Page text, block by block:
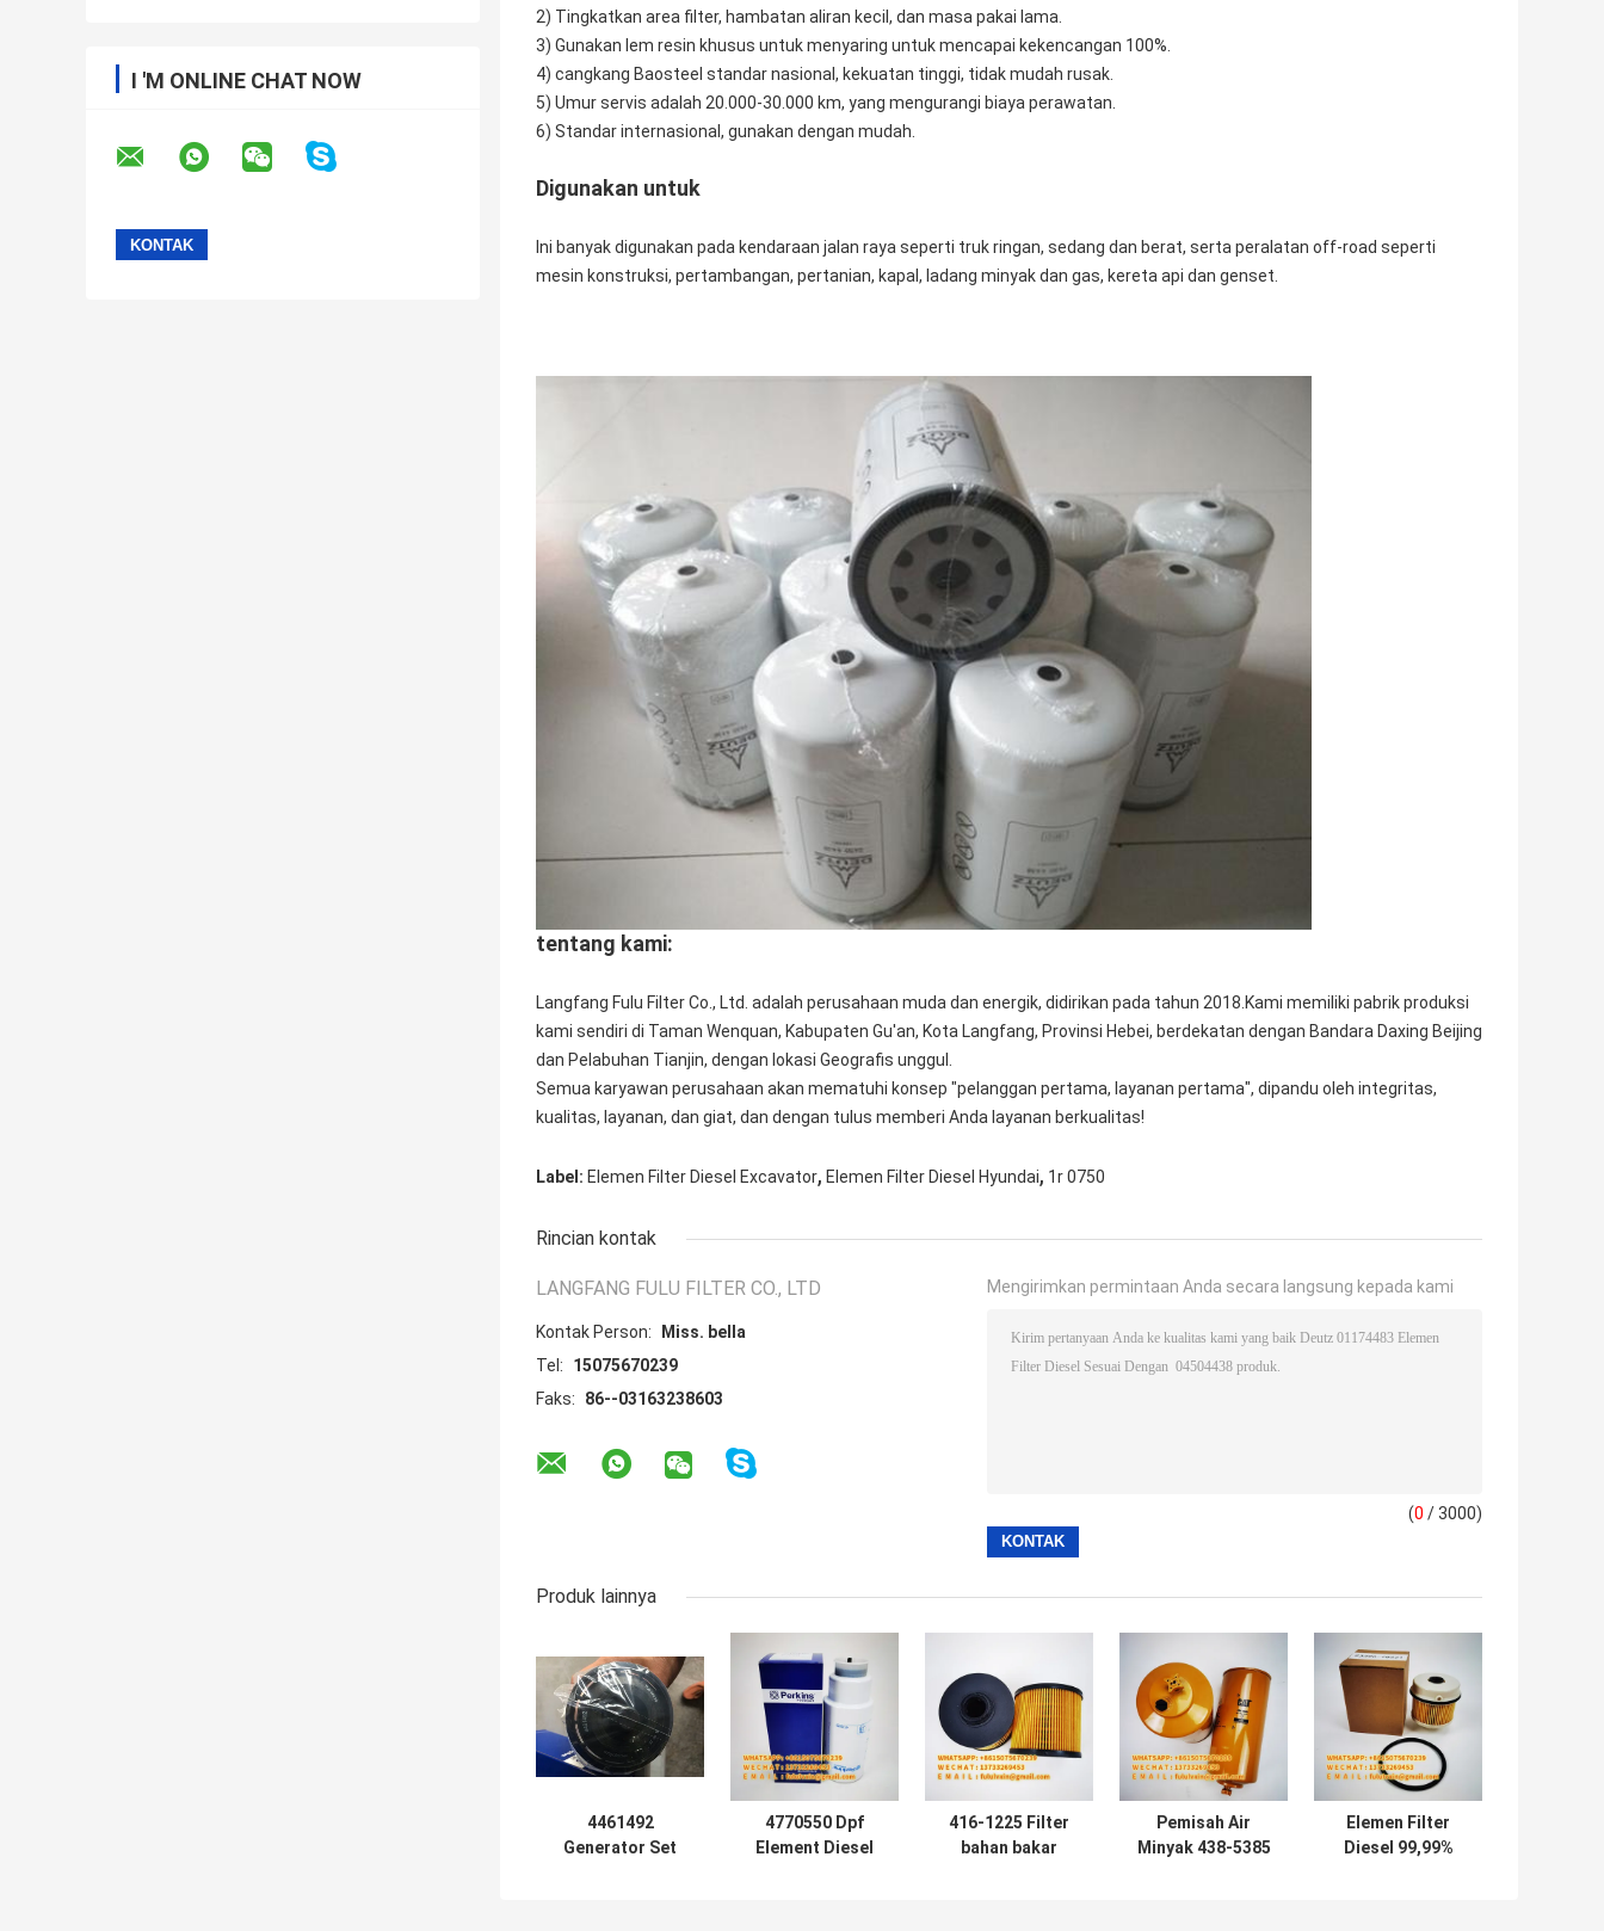
I 'M ONLINE CHAT NOW
2) Tingkatkan area filter, hambatan aliran kecil, dan masa pakai lama.
3) Gunakan lem resin khusus untuk menyaring untuk mencapai kekencangan 100%.
4) cangkang Baosteel standar nasional, kekuatan tinggi, tidak mudah rusak.
5) Umur servis adalah 20.000-30.000 km, yang mengurangi biaya perawatan.
6) Standar internasional, gunakan dengan mudah.
Digunakan untuk
Ini banyak digunakan pada kendaraan jalan raya seperti truk ringan, sedang dan berat, serta peralatan off-road seperti
mesin konstruksi, pertambangan, pertanian, kapal, ladang minyak dan gas, kereta api dan genset.
tentang kami:
Langfang Fulu Filter Co., Ltd. adalah perusahaan muda dan energik, didirikan pada tahun 2018.Kami memiliki pabrik produksi
kami sendiri di Taman Wenquan, Kabupaten Gu'an, Kota Langfang, Provinsi Hebei, berdekatan dengan Bandara Daxing Beijing
dan Pelabuhan Tianjin, dengan lokasi Geografis unggul.
Semua karyawan perusahaan akan mematuhi konsep "pelanggan pertama, layanan pertama", dipandu oleh integritas,
kualitas, layanan, dan giat, dan dengan tulus memberi Anda layanan berkualitas!
Label: Elemen Filter Diesel Excavator, Elemen Filter Diesel Hyundai, 1r 0750
Rincian kontak
LANGFANG FULU FILTER CO., LTD
Kontak Person:
Miss. bella
Tel:
15075670239
Faks:
86--03163238603
Mengirimkan permintaan Anda secara langsung kepada kami
(0 / 3000)
Produk lainnya
4461492
Generator Set
4770550 Dpf
Element Diesel
416-1225 Filter
bahan bakar
Pemisah Air
Minyak 438-5385
Elemen Filter
Diesel 99,99%